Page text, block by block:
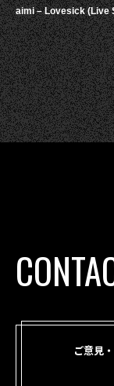
aimi – Lovesick (Live
ご意見